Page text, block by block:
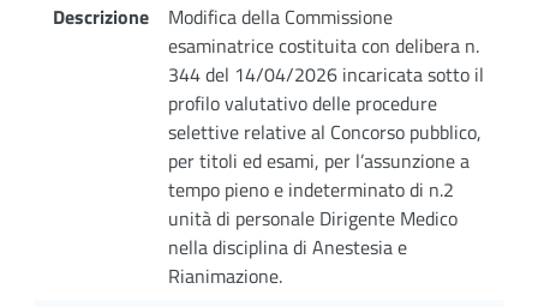
Descrizione
Modifica della Commissione
esaminatrice costituita con delibera n.
344 del 14/04/2026 incaricata sotto il
profilo valutativo delle procedure
selettive relative al Concorso pubblico,
per titoli ed esami, per l’assunzione a
tempo pieno e indeterminato di n.2
unità di personale Dirigente Medico
nella disciplina di Anestesia e
Rianimazione.